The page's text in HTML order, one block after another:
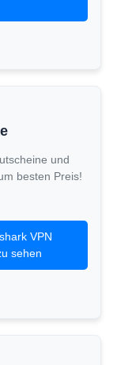
und
besten Preis!
VPN
sehen